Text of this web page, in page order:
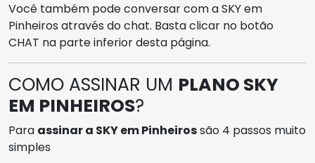
Você também pode conversar com a SKY em
Pinheiros através do chat. Basta clicar no botão
CHAT na parte inferior desta página.
COMO ASSINAR UM PLANO SKY
EM PINHEIROS?
Para assinar a SKY em Pinheirossão 4 passos muito
simples